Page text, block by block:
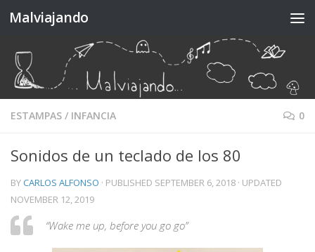
Skip to content
Malviajando
ESTAMPAS / INFANCIA 0
Sonidos de un teclado de los 80
BYCARLOS ALFONSO · PUBLISHED SEPTEMBER 6, 2018 · UPDATED
NOVEMBER 12, 2019
“Wake me up, before you go go”